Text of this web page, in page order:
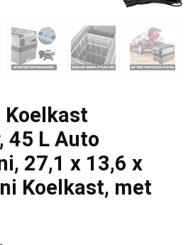
Koelkast
45 L Auto
27,1 x 13,6 x
Koelkast, met